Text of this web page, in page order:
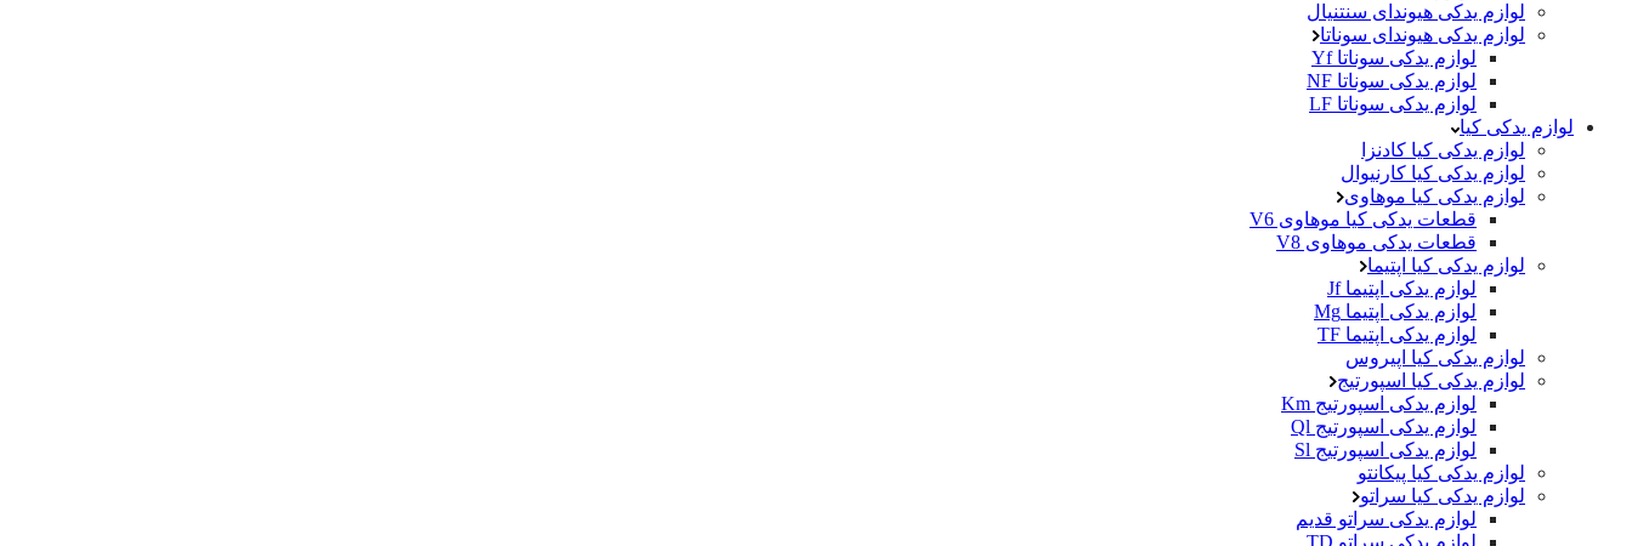
لوازم یدکی هیوندای سنتنیال
لوازم یدکی هیوندای سوناتا
لوازم یدکی سوناتا Yf
لوازم یدکی سوناتا NF
لوازم یدکی سوناتا LF
لوازم یدکی کیا
لوازم یدکی کیا کادنزا
لوازم یدکی کیا کارنیوال
لوازم یدکی کیا موهاوی
قطعات یدکی کیا موهاوی V6
قطعات یدکی موهاوی V8
لوازم یدکی کیا اپتیما
لوازم یدکی اپتیما Jf
لوازم یدکی اپتیما Mg
لوازم یدکی اپتیما TF
لوازم یدکی کیا اپیروس
لوازم یدکی کیا اسپورتیج
لوازم یدکی اسپورتیج Km
لوازم یدکی اسپورتیج Ql
لوازم یدکی اسپورتیج Sl
لوازم یدکی کیا پیکانتو
لوازم یدکی کیا سراتو
لوازم یدکی سراتو قدیم
لوازم یدکی سراتو TD